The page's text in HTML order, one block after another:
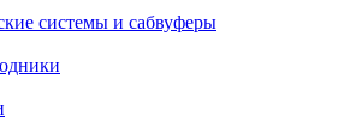
системы и сабвуферы